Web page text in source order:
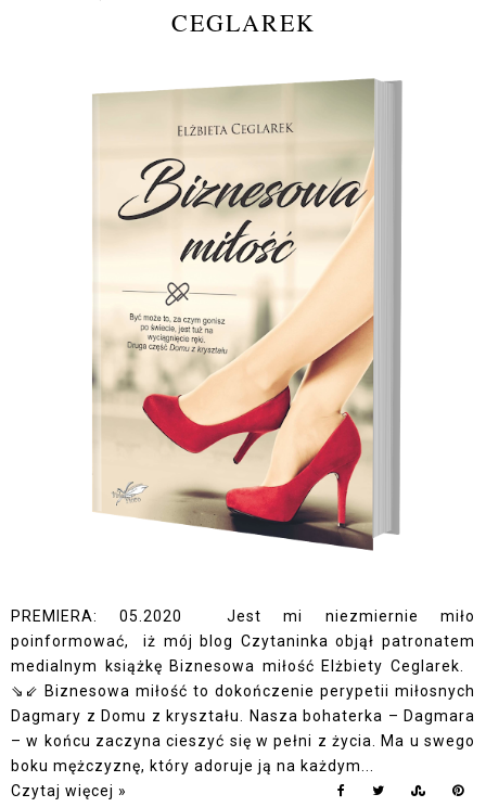
CEGLAREK
PREMIERA: 05.2020 Jest mi niezmiernie miło
poinformować, iż mój blog Czytaninka objął patronatem
medialnym książkę Biznesowa miłość Elżbiety Ceglarek.
⇘⇙ Biznesowa miłość to dokończenie perypetii miłosnych
Dagmary z Domu z kryształu. Nasza bohaterka – Dagmara
– w końcu zaczyna cieszyć się w pełni z życia. Ma u swego
boku mężczyznę, który adoruje ją na każdym...
Czytaj więcej »